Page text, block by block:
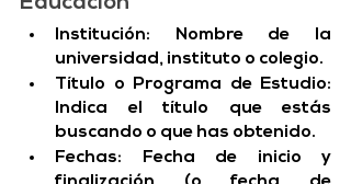
Institución: Nombre de la
universidad, instituto o colegio.
Título o Programa de Estudio:
Indica el título que estás
buscando o que has obtenido.
Fechas: Fecha de inicio y